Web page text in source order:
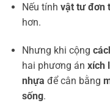
Nếu tính vật tư đơn
hơn.
Nhưng khi cộng
hai phương án xích
nhựa để cân bằng
sống.